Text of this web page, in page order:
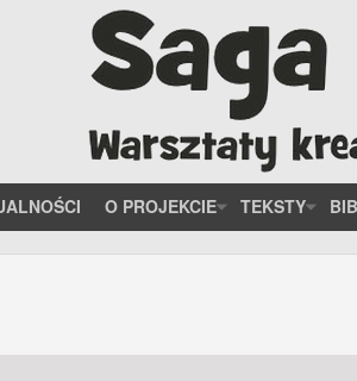
O PROJEKCIE TEKSTY